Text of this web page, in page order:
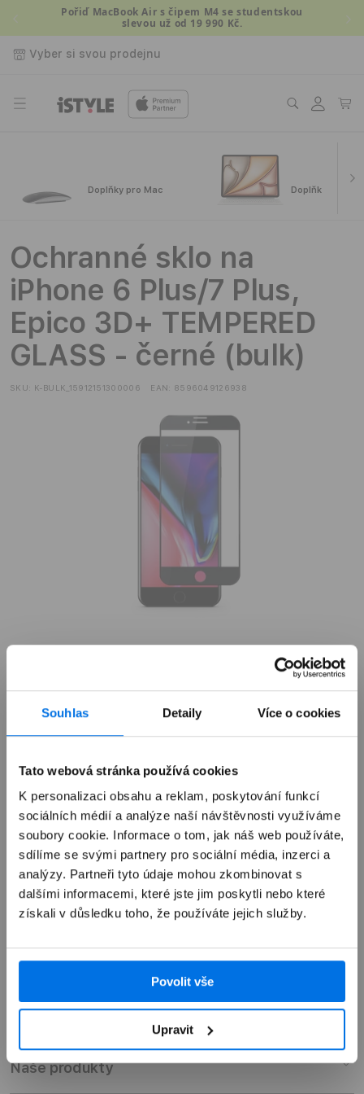
Souhlas Detaily Více o cookies
Tato webová stránka používá cookies
K personalizaci obsahu a reklam, poskytování funkcí
sociálních médií a analýze naší návštěvnosti využíváme
soubory cookie. Informace o tom, jak náš web používáte,
sdílíme se svými partnery pro sociální média, inzerci a
analýzy. Partneři tyto údaje mohou zkombinovat s
dalšími informacemi, které jste jim poskytli nebo které
získali v důsledku toho, že používáte jejich služby.
Povolit vše
Upravit
Přejít kPořiď MacBook Air s čipem M4 se studentskou
slevou už od 19 990 Kč.
Vyber si svou prodejnu
Přihlásit
se
Košík
Doplňky pro Mac Doplňky pro
Ochranné sklo na
iPhone 6 Plus/7 Plus,
Epico 3D+ TEMPERED
GLASS - černé (bulk)
SKU: K-BULK_15912151300006 EAN: 8596049126938
Autorizovaný servis Apple
Možnosti doručení
Přehled
Popis
Ochranné sklo na iPhone 6 Plus/7 Plus, Epico 3D+
TEMPERED GLASS - černé
Specifikace
Naše produkty